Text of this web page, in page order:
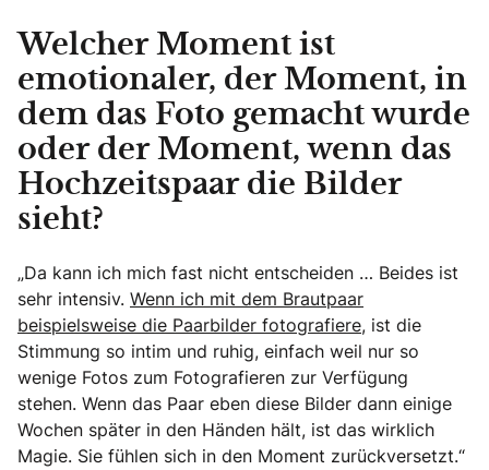
Welcher Moment ist
emotionaler, der Moment, in
dem das Foto gemacht wurde
oder der Moment, wenn das
Hochzeitspaar die Bilder
sieht?
„Da kann ich mich fast nicht entscheiden … Beides ist
sehr intensiv. Wenn ich mit dem Brautpaar
beispielsweise die Paarbilder fotografiere, ist die
Stimmung so intim und ruhig, einfach weil nur so
wenige Fotos zum Fotografieren zur Verfügung
stehen. Wenn das Paar eben diese Bilder dann einige
Wochen später in den Händen hält, ist das wirklich
Magie. Sie fühlen sich in den Moment zurückversetzt.“